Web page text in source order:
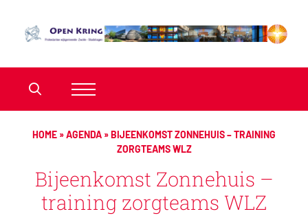
HOME »AGENDA »BIJEENKOMST ZONNEHUIS – TRAINING
ZORGTEAMS WLZ
Bijeenkomst Zonnehuis –
training zorgteams WLZ